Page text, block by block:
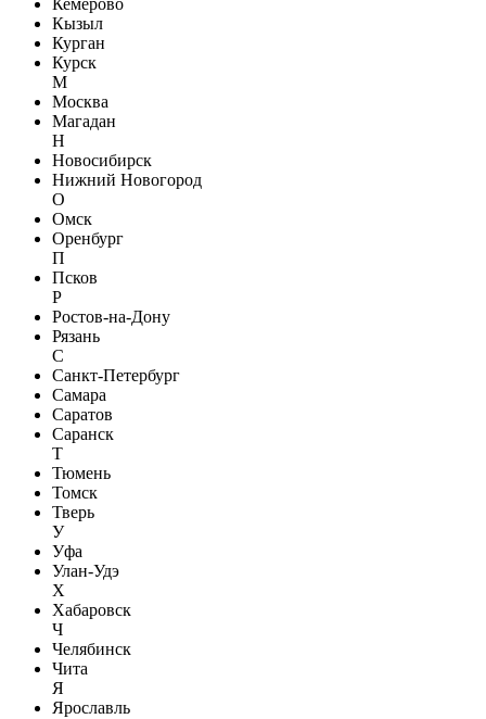
Кемерово
Кызыл
Курган
Курск
М
Москва
Магадан
Н
Новосибирск
Нижний Новогород
О
Омск
Оренбург
П
Псков
Р
Ростов-на-Дону
Рязань
С
Санкт-Петербург
Самара
Саратов
Саранск
Т
Тюмень
Томск
Тверь
У
Уфа
Улан-Удэ
Х
Хабаровск
Ч
Челябинск
Чита
Я
Ярославль